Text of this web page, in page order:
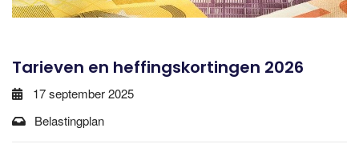
Tarieven en heffingskortingen 2026
17 september 2025
Belastingplan